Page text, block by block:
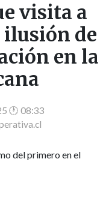
visita a
ilusión de
en la
🕐 08:33
del primero en el